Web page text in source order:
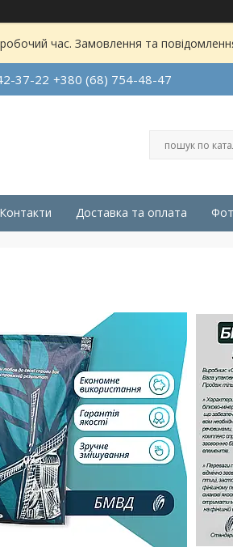
час. Замовлення та
37-22 +380 (68) 754-48-47
Контакти Доставка та оплата